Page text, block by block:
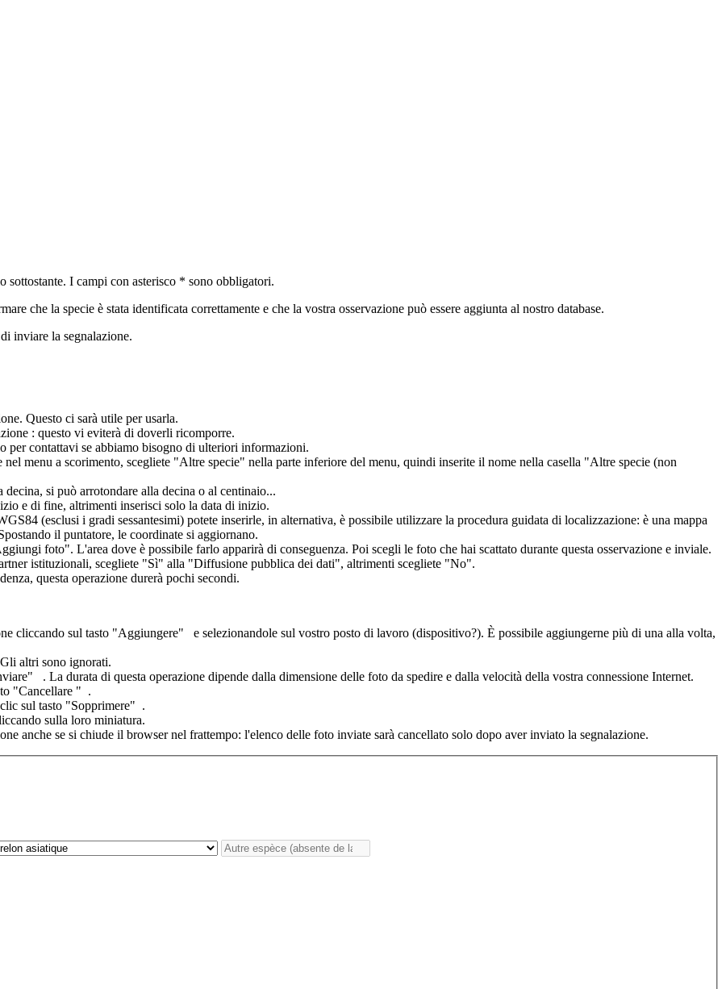
sottostante. I campi con asterisco * sono obbligatori.
che la specie è stata identificata correttamente e che la vostra osservazione può essere aggiunta al nostro database.
inviare la segnalazione.
Questo ci sarà utile per usarla.
: questo vi eviterà di doverli ricomporre.
per contattavi se abbiamo bisogno di ulteriori informazioni.
nel menu a scorimento, scegliete "Altre specie" nella parte inferiore del menu, quindi inserite il nome nella casella "Altre specie (non
si può arrotondare alla decina o al centinaio...
e di fine, altrimenti inserisci solo la data di inizio.
(esclusi i gradi sessantesimi) potete inserirle, in alternativa, è possibile utilizzare la procedura guidata di localizzazione: è una mappa
il puntatore, le coordinate si aggiornano.
foto". L'area dove è possibile farlo apparirà di conseguenza. Poi scegli le foto che hai scattato durante questa osservazione e inviale.
istituzionali, scegliete "Sì" alla "Diffusione pubblica dei dati", altrimenti scegliete "No".
questa operazione durerà pochi secondi.
cliccando sul tasto "Aggiungere"
e selezionandole sul vostro posto di lavoro (dispositivo?). È possibile aggiungerne più di una alla volta,
altri sono ignorati.
. La durata di questa operazione dipende dalla dimensione delle foto da spedire e dalla velocità della vostra connessione Internet.
"Cancellare " .
sul tasto "Sopprimere" .
sulla loro miniatura.
anche se si chiude il browser nel frattempo: l'elenco delle foto inviate sarà cancellato solo dopo aver inviato la segnalazione.